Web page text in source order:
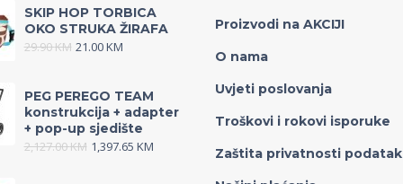
SKIP HOP TORBICA
OKO STRUKA ŽIRAFA
29.90KM 21.00KM
PEG PEREGO TEAM
konstrukcija + adapter
+ pop-up sjedište
2,127.00KM 1,397.65 KM
Proizvodi na AKCIJI
O nama
Uvjeti poslovanja
Troškovi i rokovi isporuke
Zaštita privatnosti